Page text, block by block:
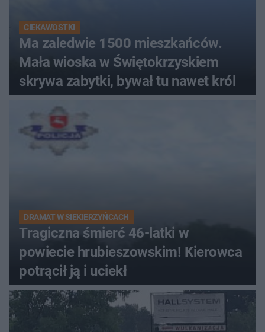
CIEKAWOSTKI
Ma zaledwie 1500 mieszkańców.
Mała wioska w Świętokrzyskiem
skrywa zabytki, bywał tu nawet król
DRAMAT W SIEKIERZYŃCACH
Tragiczna śmierć 46-latki w
powiecie hrubieszowskim! Kierowca
potrącił ją i uciekł